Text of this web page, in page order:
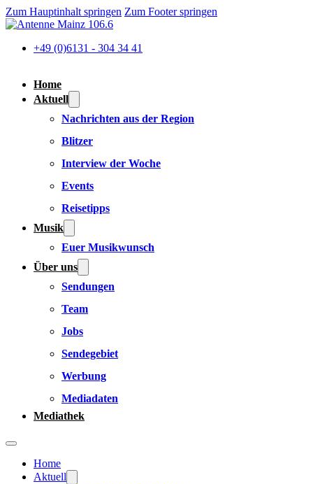
Zum Hauptinhalt springen Zum Footer springen
+49 (0)6131 - 304 34 41
Home
Aktuell
Nachrichten aus der Region
Blitzer
Interview der Woche
Events
Reisetipps
Musik
Euer Musikwunsch
Über uns
Sendungen
Team
Jobs
Sendegebiet
Werbung
Mediadaten
Mediathek
Home
Aktuell